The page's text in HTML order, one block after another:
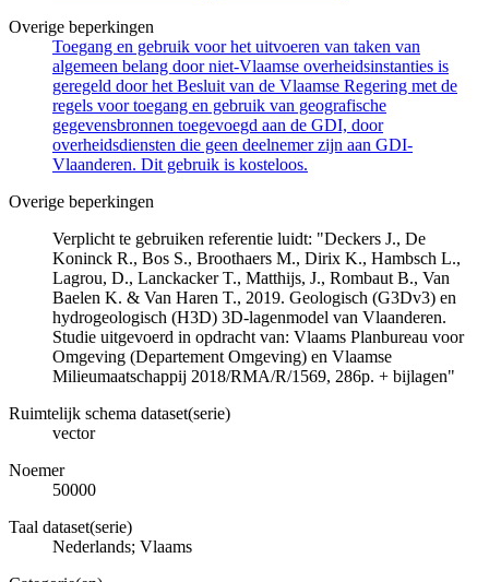
Overige beperkingen
Toegang en gebruik voor het uitvoeren van taken van
algemeen belang door niet-Vlaamse overheidsinstanties is
geregeld door het Besluit van de Vlaamse Regering met de
regels voor toegang en gebruik van geografische
gegevensbronnen toegevoegd aan de GDI, door
overheidsdiensten die geen deelnemer zijn aan GDI-
Vlaanderen. Dit gebruik is kosteloos.
Overige beperkingen
Verplicht te gebruiken referentie luidt: "Deckers J., De
Koninck R., Bos S., Broothaers M., Dirix K., Hambsch L.,
Lagrou, D., Lanckacker T., Matthijs, J., Rombaut B., Van
Baelen K. & Van Haren T., 2019. Geologisch (G3Dv3) en
hydrogeologisch (H3D) 3D-lagenmodel van Vlaanderen.
Studie uitgevoerd in opdracht van: Vlaams Planbureau voor
Omgeving (Departement Omgeving) en Vlaamse
Milieumaatschappij 2018/RMA/R/1569, 286p. + bijlagen"
Ruimtelijk schema dataset(serie)
vector
Noemer
50000
Taal dataset(serie)
Nederlands; Vlaams